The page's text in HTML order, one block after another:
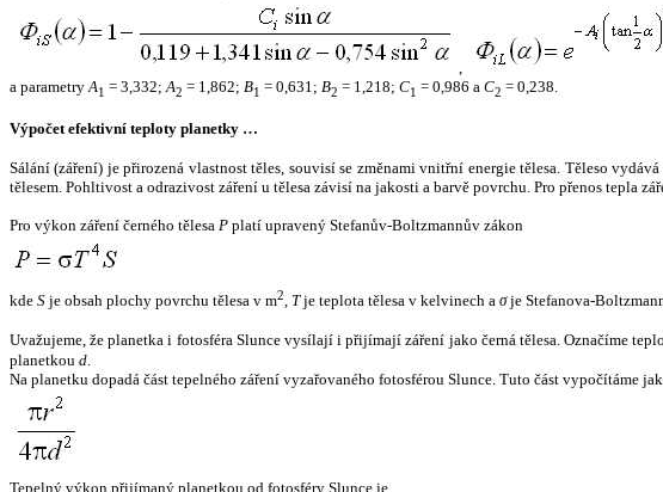
,
a parametryA1 = 3,332;A2 = 1,862; B1 = 0,631; B2 = 1,218; C1 = 0,986 a C2 = 0,238.
Výpočet efektivní teploty planetky …
Sálání (záření) je přirozená vlastnost těles, souvisí se změnami vnitřní energie tělesa. Těleso
tělesem. Pohltivost a odrazivost záření u tělesa závisí na jakosti a barvě povrchu. Pro přenos tepla
Pro výkon záření černého tělesa P platí upravený Stefanův-Boltzmannův zákon
kde S je obsah plochy povrchu tělesa v m2, Tje teplota tělesa v kelvinech a σje Stefanova-
Uvažujeme, že planetka i fotosféra Slunce vysílají i přijímají záření jako černá tělesa. Označíme
planetkou d.
Na planetku dopadá část tepelného záření vyzařovaného fotosférou Slunce. Tuto část vypočítáme
Tepelný výkon přijímaný planetkou od fotosféry Slunce je